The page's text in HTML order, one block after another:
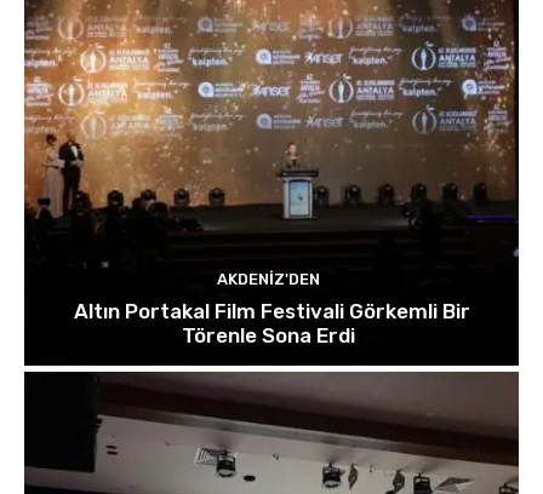
AKDENIZ'DEN
Altın Portakal Film Festivali Görkemli Bir
Törenle Sona Erdi